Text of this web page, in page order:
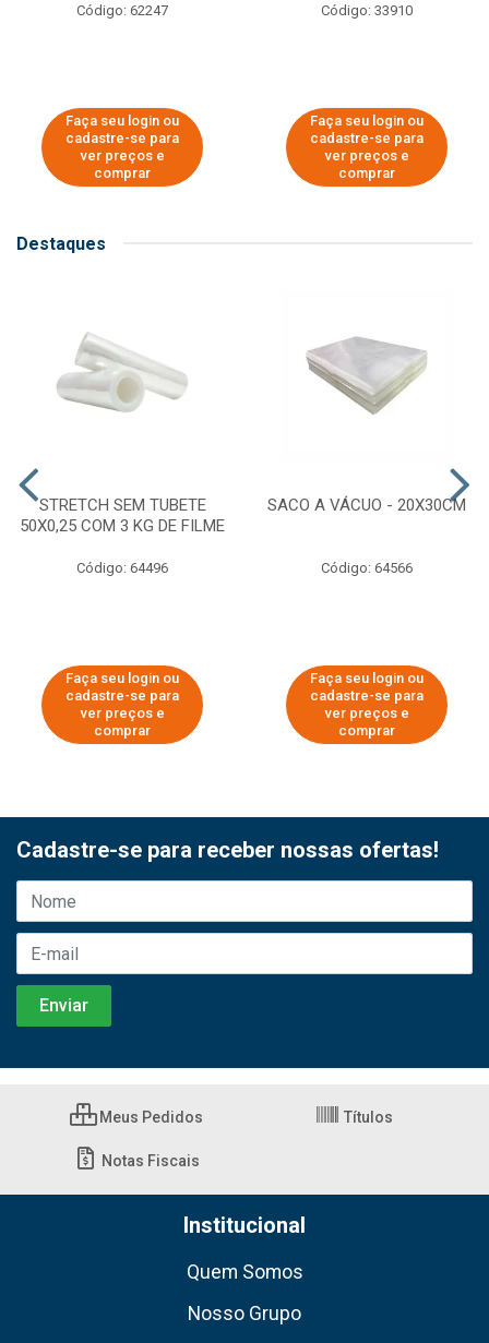
Código: 62247
Faça seu login ou
cadastre-se para
ver preços e
comprar
Código: 33910
Faça seu login ou
cadastre-se para
ver preços e
comprar
Destaques
STRETCH SEM TUBETE
50X0,25 COM 3 KG DE FILME
Código: 64496
Faça seu login ou
cadastre-se para
ver preços e
comprar
SACO A VÁCUO - 20X30CM
Código: 64566
Faça seu login ou
cadastre-se para
ver preços e
comprar
Cadastre-se para receber nossas ofertas!
Meus Pedidos Títulos
Notas Fiscais
Institucional
Quem Somos
Nosso Grupo